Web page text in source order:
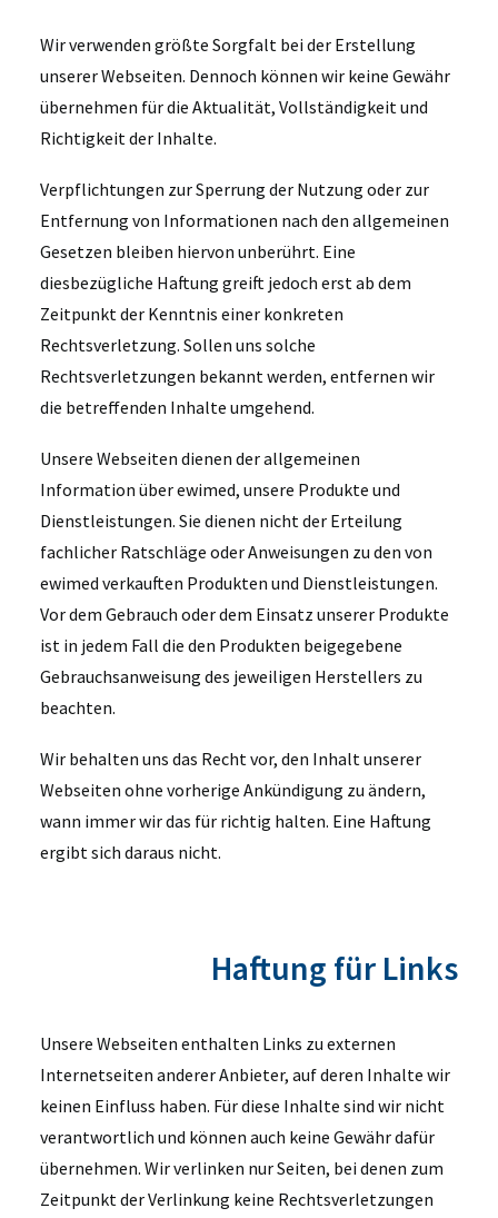
Wir verwenden größte Sorgfalt bei der Erstellung
unserer Webseiten. Dennoch können wir keine Gewähr
übernehmen für die Aktualität, Vollständigkeit und
Richtigkeit der Inhalte.
Verpflichtungen zur Sperrung der Nutzung oder zur
Entfernung von Informationen nach den allgemeinen
Gesetzen bleiben hiervon unberührt. Eine
diesbezügliche Haftung greift jedoch erst ab dem
Zeitpunkt der Kenntnis einer konkreten
Rechtsverletzung. Sollen uns solche
Rechtsverletzungen bekannt werden, entfernen wir
die betreffenden Inhalte umgehend.
Unsere Webseiten dienen der allgemeinen
Information über ewimed, unsere Produkte und
Dienstleistungen. Sie dienen nicht der Erteilung
fachlicher Ratschläge oder Anweisungen zu den von
ewimed verkauften Produkten und Dienstleistungen.
Vor dem Gebrauch oder dem Einsatz unserer Produkte
ist in jedem Fall die den Produkten beigegebene
Gebrauchsanweisung des jeweiligen Herstellers zu
beachten.
Wir behalten uns das Recht vor, den Inhalt unserer
Webseiten ohne vorherige Ankündigung zu ändern,
wann immer wir das für richtig halten. Eine Haftung
ergibt sich daraus nicht.
Haftung für Links
Unsere Webseiten enthalten Links zu externen
Internetseiten anderer Anbieter, auf deren Inhalte wir
keinen Einfluss haben. Für diese Inhalte sind wir nicht
verantwortlich und können auch keine Gewähr dafür
übernehmen. Wir verlinken nur Seiten, bei denen zum
Zeitpunkt der Verlinkung keine Rechtsverletzungen